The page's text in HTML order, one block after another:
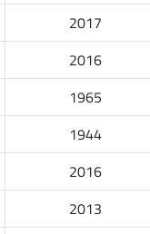
2017
2016
1965
1944
2016
2013